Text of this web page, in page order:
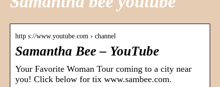
http s://www.youtube.com › channel
Samantha Bee – YouTube
Your Favorite Woman Tour coming to a city near
you! Click below for tix www.sambee.com.